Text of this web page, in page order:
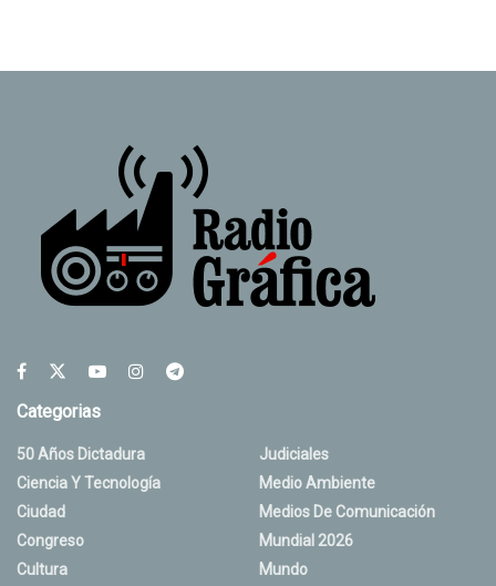
Categorias
50 Años Dictadura
Ciencia Y Tecnología
Ciudad
Congreso
Cultura
Judiciales
Medio Ambiente
Medios De Comunicación
Mundial 2026
Mundo